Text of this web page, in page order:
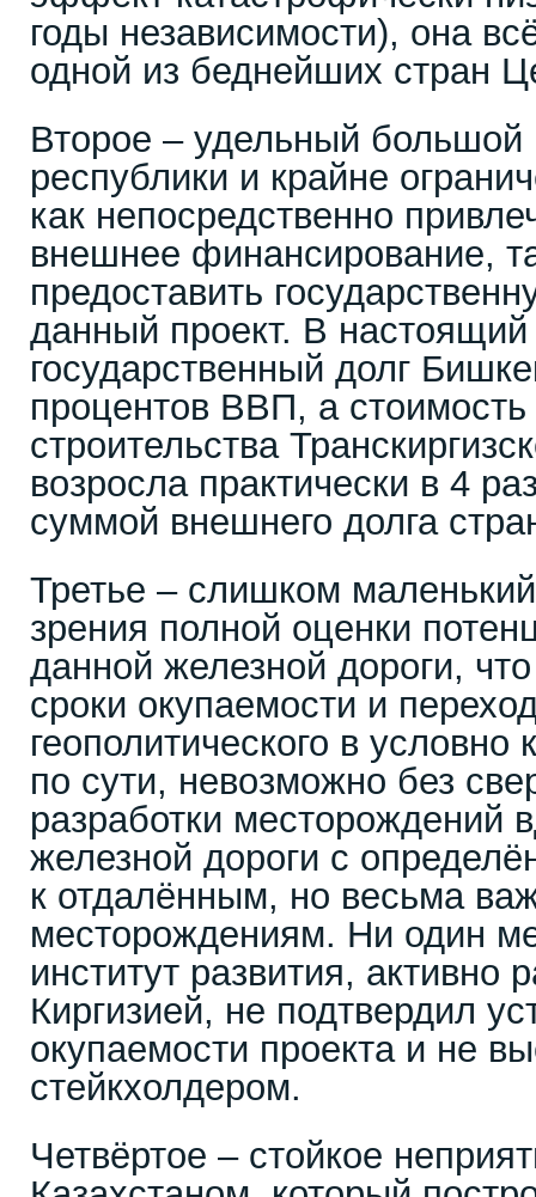
годы независимости), она
одной из беднейших стран
Второе – удельный большой
республики и крайне
как непосредственно
внешнее финансирование,
предоставить
данный проект. В
государственный долг
процентов ВВП, а стоимость
строительства
возросла практически в 4
суммой внешнего долга
Третье – слишком
зрения полной оценки
данной железной дороги,
сроки окупаемости и
геополитического в
по сути, невозможно без
разработки месторождений
железной дороги с
к отдалённым, но весьма
месторождениям. Ни один
институт развития, активно
Киргизией, не подтвердил
окупаемости проекта и не
стейкхолдером.
Четвёртое – стойкое